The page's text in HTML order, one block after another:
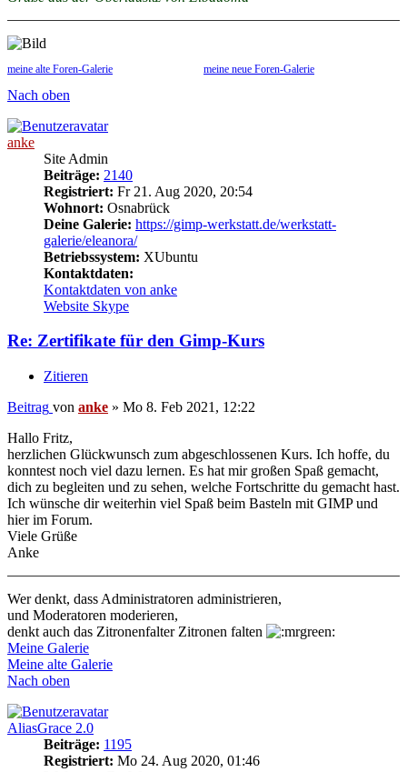
meine alte Foren-Galerie meine neue Foren-Galerie
Nach oben
anke
Site Admin
Beiträge: 2140
Registriert: Fr 21. Aug 2020, 20:54
Wohnort: Osnabrück
Deine Galerie: https://gimp-werkstatt.de/werkstatt-
galerie/eleanora/
Betriebssystem: XUbuntu
Kontaktdaten:
Kontaktdaten von anke
Website Skype
Re: Zertifikate für den Gimp-Kurs
Zitieren
Beitrag von anke » Mo 8. Feb 2021, 12:22
Hallo Fritz,
herzlichen Glückwunsch zum abgeschlossenen Kurs. Ich hoffe, du
konntest noch viel dazu lernen. Es hat mir großen Spaß gemacht,
dich zu begleiten und zu sehen, welche Fortschritte du gemacht hast.
Ich wünsche dir weiterhin viel Spaß beim Basteln mit GIMP und
hier im Forum.
Viele Grüße
Anke
Wer denkt, dass Administratoren administrieren,
und Moderatoren moderieren,
denkt auch das Zitronenfalter Zitronen falten
Meine Galerie
Meine alte Galerie
Nach oben
AliasGrace 2.0
Beiträge: 1195
Registriert: Mo 24. Aug 2020, 01:46